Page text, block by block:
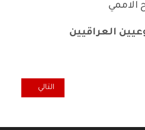
الاممي
العراقيين
قاسم الحلفي (ملازم قصي)المقال التالي:
التالي